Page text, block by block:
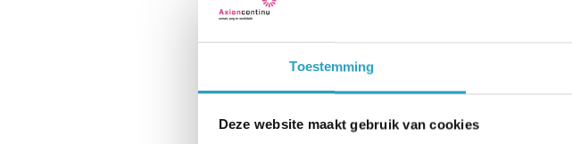
Toestemming
Deze website maakt gebruik van cookies
Praten over slaap
Veronique wijst op een belangrijk
slaap. “Daar begint het mee. De eerste